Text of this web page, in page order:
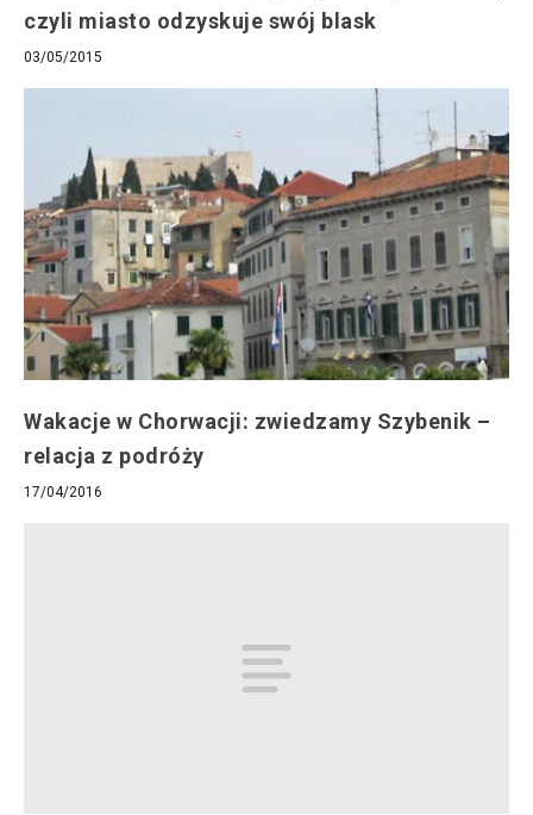
czyli miasto odzyskuje swój blask
03/05/2015
Wakacje w Chorwacji: zwiedzamy Szybenik –
relacja z podróży
17/04/2016